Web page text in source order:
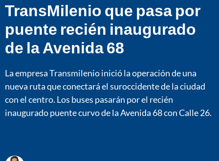
TransMilenio que pasa por
puente recién inaugurado
de la Avenida 68
La empresa Transmilenio inició la operación de una
nueva ruta que conectará el suroccidente de la ciudad
con el centro. Los buses pasarán por el recién
inaugurado puente curvo de la Avenida 68 con Calle 26.